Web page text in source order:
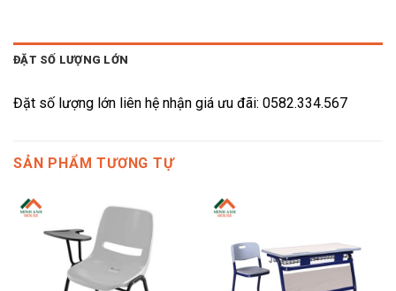
ĐẶT SỐ LƯỢNG LỚN
Đặt số lượng lớn liên hệ nhận giá ưu đãi: 0582.334.567
SẢN PHẨM TƯƠNG TỰ